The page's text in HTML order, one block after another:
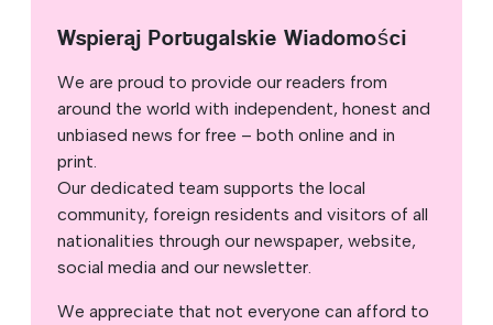
Wspieraj Portugalskie Wiadomości
We are proud to provide our readers from
around the world with independent, honest and
unbiased news for free – both online and in
print.
Our dedicated team supports the local
community, foreign residents and visitors of all
nationalities through our newspaper, website,
social media and our newsletter.
We appreciate that not everyone can afford to